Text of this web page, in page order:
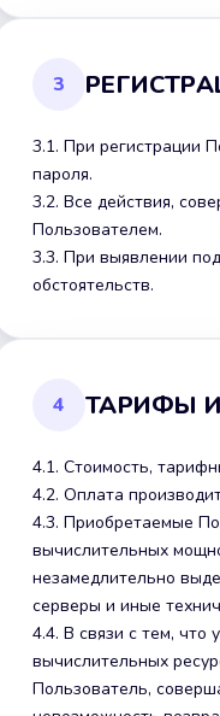
3
3.1. При регистрации
пароля.
3.2. Все действия,
Пользователем.
3.3. При выявлении
обстоятельств.
4 ТАРИФЫ
4.1. Стоимость,
4.2. Оплата
4.3. Приобретаемые
вычислительных
незамедлительно
серверы и иные
4.4. В связи с тем, что
вычислительных
Пользователь,